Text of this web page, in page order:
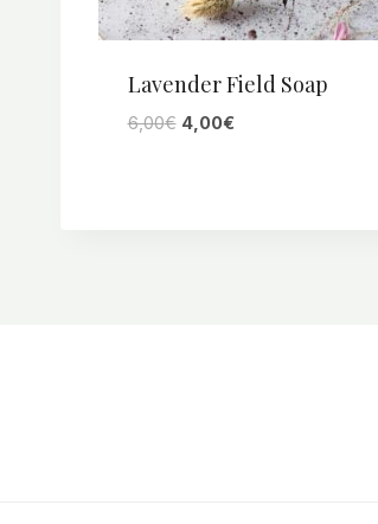
Lavender Field Soap
6,00€ Le
4,00€Le